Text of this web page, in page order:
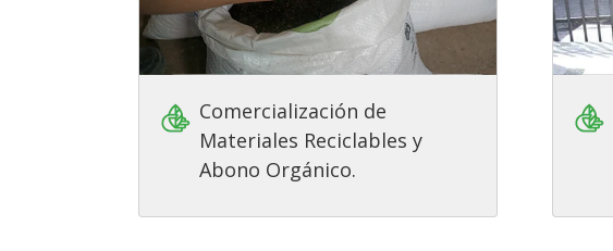
Comercialización de
Materiales Reciclables y
Abono Orgánico.